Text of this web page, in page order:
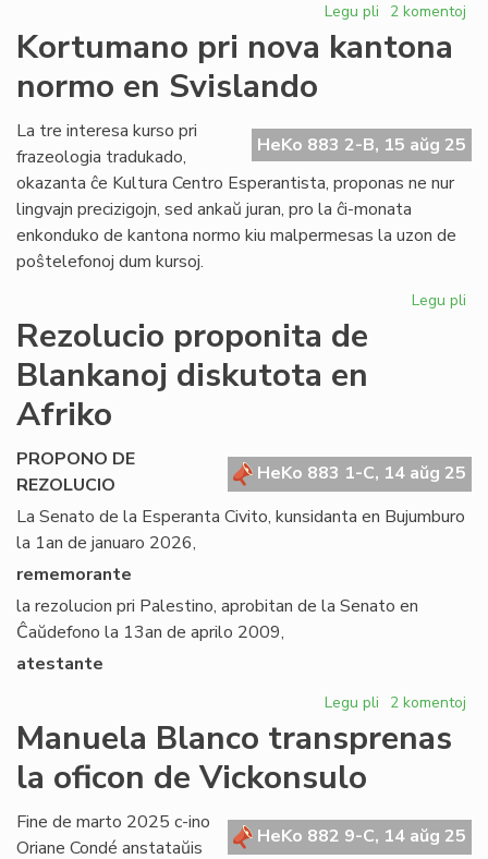
Legu pli pri
UK
en
kaj
malnovaj
2 komentoj
Kortumano pri nova kantona
normo en Svislando
HeKo 883 2-B, 15 aŭg 25
La tre interesa kurso pri
frazeologia tradukado,
okazanta ĉe Kultura Centro Esperantista, proponas ne nur
lingvajn precizigojn, sed ankaŭ juran, pro la ĉi-monata
enkonduko de kantona normo kiu malpermesas la uzon de
poŝtelefonoj dum kursoj.
Legu pli
Rezolucio proponita de
Blankanoj diskutota en
Afriko
HeKo 883 1-C, 14 aŭg 25
PROPONO DE
REZOLUCIO
La Senato de la Esperanta Civito, kunsidanta en Bujumburo
la 1an de januaro 2026,
rememorante
la rezolucion pri Palestino, aprobitan de la Senato en
Ĉaŭdefono la 13an de aprilo 2009,
atestante
Legu pli pri
proponita
diskutota
en
2 komentoj
Manuela Blanco transprenas
la oficon de Vickonsulo
HeKo 882 9-C, 14 aŭg 25
Fine de marto 2025 c-ino
Oriane Condé anstataŭis